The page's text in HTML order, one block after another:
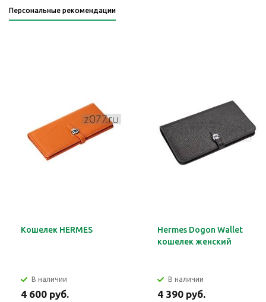
Персональные рекомендации
Кошелек HERMES
В наличии
4 600 руб.
Hermes Dogon Wallet
кошелек женский
В наличии
4 390 руб.